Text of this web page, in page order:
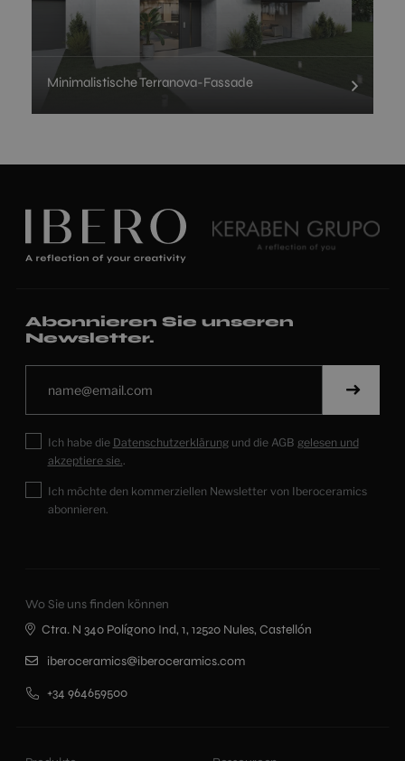
Minimalistische Terranova-Fassade
Abonnieren Sie unseren
Newsletter.
Ich habe die Datenschutzerklärungund die AGB gelesen und
akzeptiere sie..
Ich möchte den kommerziellen Newsletter von Iberoceramics
abonnieren.
Wo Sie uns finden können
Ctra. N 340 Polígono Ind, 1, 12520 Nules, Castellón
iberoceramics@iberoceramics.com
+34 964659500